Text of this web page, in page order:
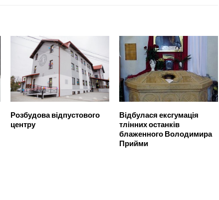
Розбудова відпустового
центру
Відбулася ексгумація
тлінних останків
блаженного Володимира
Прийми